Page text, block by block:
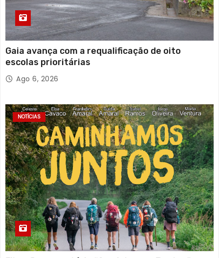
Gaia avança com a requalificação de oito
escolas prioritárias
Ago 6, 2026
NOTÍCIAS